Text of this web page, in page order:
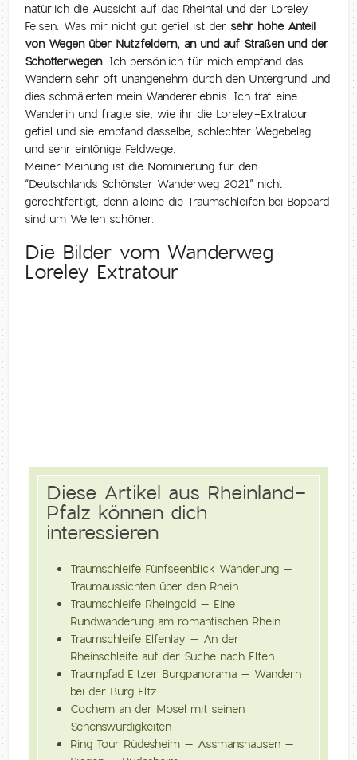
natürlich die Aussicht auf das Rheintal und der Loreley
Felsen. Was mir nicht gut gefiel ist der sehr hohe Anteil
von Wegen über Nutzfeldern, an und auf Straßen und der
Schotterwegen. Ich persönlich für mich empfand das
Wandern sehr oft unangenehm durch den Untergrund und
dies schmälerten mein Wandererlebnis. Ich traf eine
Wanderin und fragte sie, wie ihr die Loreley-Extratour
gefiel und sie empfand dasselbe, schlechter Wegebelag
und sehr eintönige Feldwege.
Meiner Meinung ist die Nominierung für den
“Deutschlands Schönster Wanderweg 2021” nicht
gerechtfertigt, denn alleine die Traumschleifen bei Boppard
sind um Welten schöner.
Die Bilder vom Wanderweg
Loreley Extratour
Diese Artikel aus Rheinland-
Pfalz können dich
interessieren
Traumschleife Fünfseenblick Wanderung –
Traumaussichten über den Rhein
Traumschleife Rheingold – Eine
Rundwanderung am romantischen Rhein
Traumschleife Elfenlay – An der
Rheinschleife auf der Suche nach Elfen
Traumpfad Eltzer Burgpanorama – Wandern
bei der Burg Eltz
Cochem an der Mosel mit seinen
Sehenswürdigkeiten
Ring Tour Rüdesheim – Assmanshausen –